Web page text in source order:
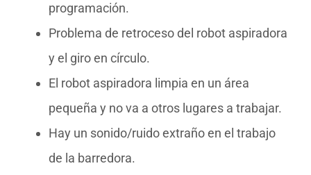
programación.
Problema de retroceso del robot aspiradora
y el giro en círculo.
El robot aspiradora limpia en un área
pequeña y no va a otros lugares a trabajar.
Hay un sonido/ruido extraño en el trabajo
de la barredora.